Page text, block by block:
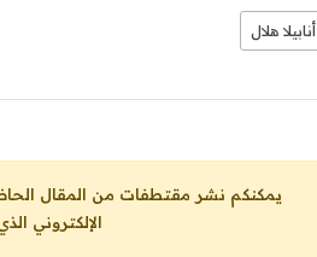
أنابيلا هلال
يمكنكم نشر مقتطفات من المقال الحاضر، ما حده الاقصى 25% من مجموع المقال،
الإلكتروني